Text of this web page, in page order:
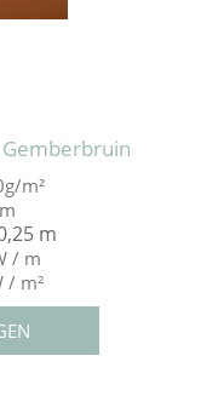
m²
m
/ m
/ m²